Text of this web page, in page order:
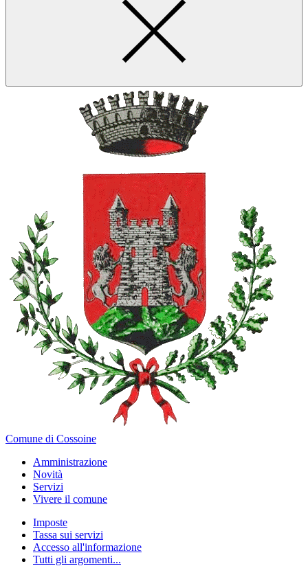
Comune di Cossoine
Amministrazione
Novità
Servizi
Vivere il comune
Imposte
Tassa sui servizi
Accesso all'informazione
Tutti gli argomenti...